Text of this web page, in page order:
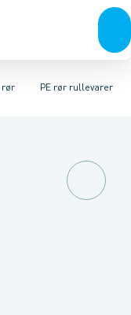
klemmer &
rør fittings
PE rør rullevarer
PE rør længde u/